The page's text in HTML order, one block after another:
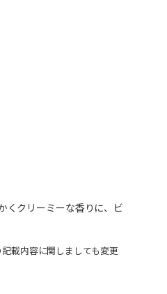
くクリーミーな香りに、ビ
載内容に関しましても変更